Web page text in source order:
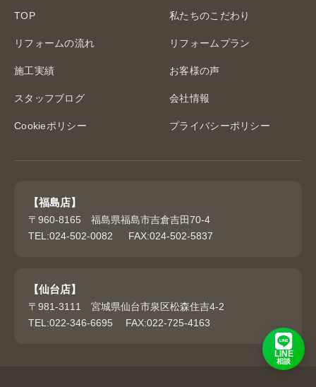
TOP 私たちのこだわり
リフォームの流れ リフォームプラン
施工実績 お客様の声
スタッフブログ 会社情報
Cookieポリシー プライバシーポリシー
【福島店】
〒960-8165 福島県福島市吉倉吉田70-4
TEL:024-502-0082 FAX:024-502-5837
【仙台店】
〒981-3111 宮城県仙台市泉区松森住吉4-2
TEL:022-346-6695 FAX:022-725-4163
LINE
相談